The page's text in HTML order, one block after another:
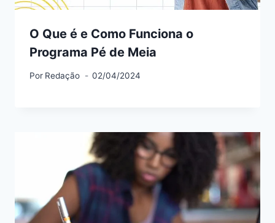
O Que é e Como Funciona o
Programa Pé de Meia
Por Redação 02/04/2024